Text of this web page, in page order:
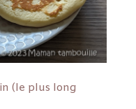
(le plus long